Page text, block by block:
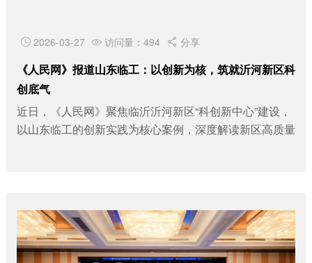
 2026-03-27  访问量：494  分享
《人民网》报道山东临工：以创新为核，筑就沂河新区科
创底气
近日，《人民网》聚焦临沂沂河新区“科创新中心”建设，
以山东临工的创新实践为核心案例，深度解读新区高质量